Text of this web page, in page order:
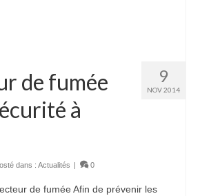
9
NOV 2014
de fumée
à
dans : Actualités 0
de fumée Afin de prévenir les